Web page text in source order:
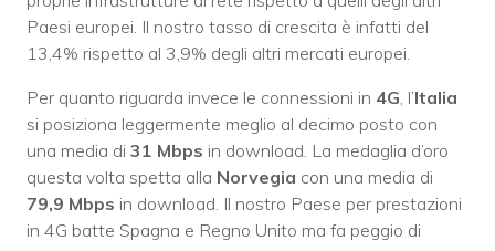
Paesi europei. Il nostro tasso di crescita è infatti del
13,4% rispetto al 3,9% degli altri mercati europei.
Per quanto riguarda invece le connessioni in 4G , l’Italia
si posiziona leggermente meglio al decimo posto con
una media di 31 Mbps in download. La medaglia d’oro
questa volta spetta alla Norvegia con una media di
79,9 Mbps in download. Il nostro Paese per prestazioni
in 4G batte Spagna e Regno Unito ma fa peggio di